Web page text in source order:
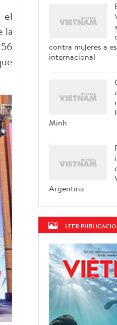
el
la
contra mujeres a
internacional
Minh
Argentina
LEER